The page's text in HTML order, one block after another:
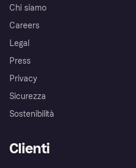
Chi siamo
Careers
Legal
Press
Privacy
Sicurezza
Sostenibilità
Clienti